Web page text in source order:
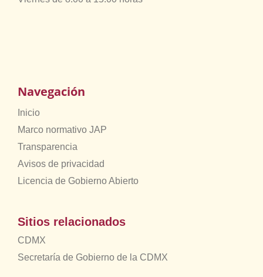
Navegación
Inicio
Marco normativo JAP
Transparencia
Avisos de privacidad
Licencia de Gobierno Abierto
Sitios relacionados
CDMX
Secretaría de Gobierno de la CDMX